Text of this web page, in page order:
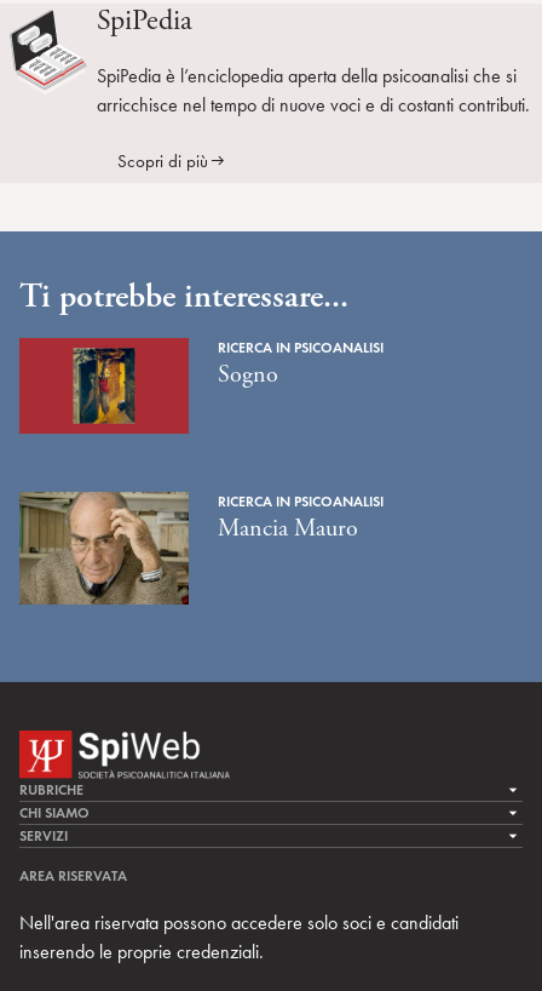
SpiPedia
SpiPedia è l’enciclopedia aperta della psicoanalisi che si
arricchisce nel tempo di nuove voci e di costanti contributi.
Scopri di più
Ti potrebbe interessare...
RICERCA IN PSICOANALISI
Sogno
RICERCA IN PSICOANALISI
Mancia Mauro
RUBRICHE
LA CURA
LA RICERCA
MULTIMEDIA
CHI SIAMO
LA SPI
TEAM DI SPIWEB
CONTATTI
RIVISTE
SERVIZI
ARCHIVIO STORICO
AREA RISERVATA
Nell'area riservata possono accedere solo soci e candidati
inserendo le proprie credenziali.